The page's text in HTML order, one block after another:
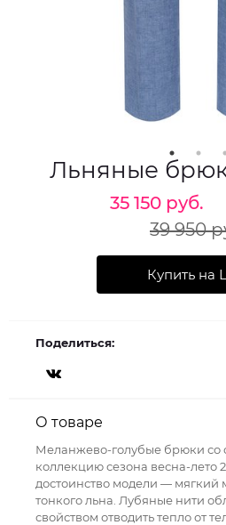
Льняные
35 150 руб.
39 950
Купить на
Поделиться:
О товаре
Меланжево-голубые брюки со
коллекцию сезона весна-лето
достоинство модели — мягкий
тонкого льна. Лубяные нити
свойством отводить тепло от